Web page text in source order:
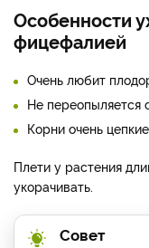
Особенности
фицефалией
Очень любит
Не переопыляется
Корни очень
Плети у растения
укорачивать.
Совет